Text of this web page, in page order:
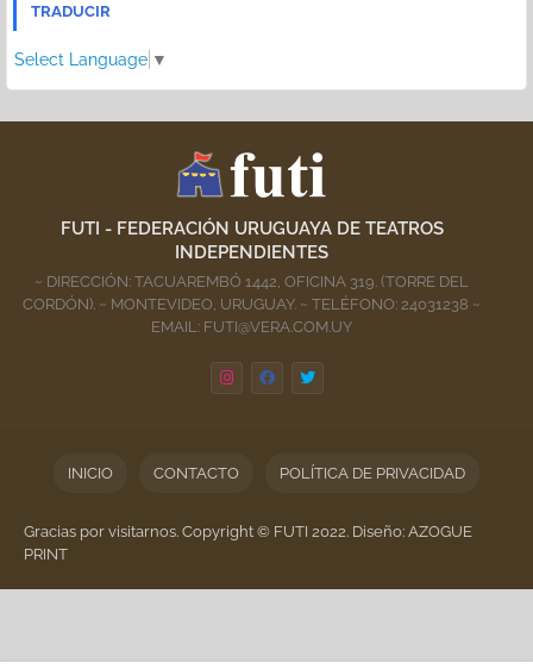
TRADUCIR
Select Language ▼
FUTI - FEDERACIÓN URUGUAYA DE TEATROS
INDEPENDIENTES
~ DIRECCIÓN: TACUAREMBÓ 1442, OFICINA 319. (TORRE DEL
CORDÓN). ~ MONTEVIDEO, URUGUAY. ~ TELÉFONO: 24031238 ~
EMAIL: FUTI@VERA.COM.UY
Gracias por visitarnos. Copyright © FUTI 2022. Diseño: AZOGUE
PRINT
INICIO CONTACTO POLÍTICA DE PRIVACIDAD